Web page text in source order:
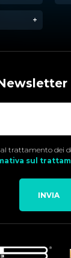
al trattamento dei
sul
INVIA